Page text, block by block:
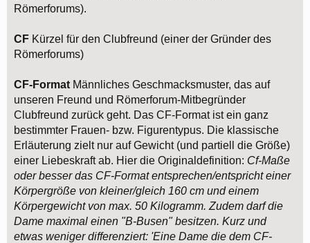
Römerforums).
CF Kürzel für den Clubfreund (einer der Gründer des
Römerforums)
CF-Format Männliches Geschmacksmuster, das auf
unseren Freund und Römerforum-Mitbegründer
Clubfreund zurück geht. Das CF-Format ist ein ganz
bestimmter Frauen- bzw. Figurentypus. Die klassische
Erläuterung zielt nur auf Gewicht (und partiell die Größe)
einer Liebeskraft ab. Hier die Originaldefinition: Cf-Maße
oder besser das CF-Format entsprechen/entspricht einer
Körpergröße von kleiner/gleich 160 cm und einem
Körpergewicht von max. 50 Kilogramm. Zudem darf die
Dame maximal einen "B-Busen" besitzen. Kurz und
etwas weniger differenziert: 'Eine Dame die dem CF-